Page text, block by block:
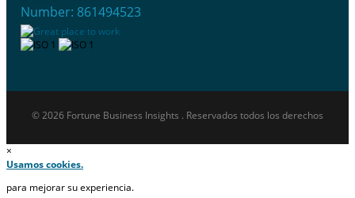
Number: 861494523
© 2026 Fortune Business Insights . Reservados todos los derechos
×
Usamos cookies.
para mejorar su experiencia.